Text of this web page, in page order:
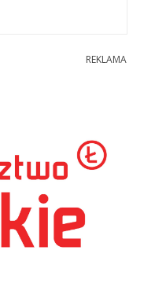
REKLAMA